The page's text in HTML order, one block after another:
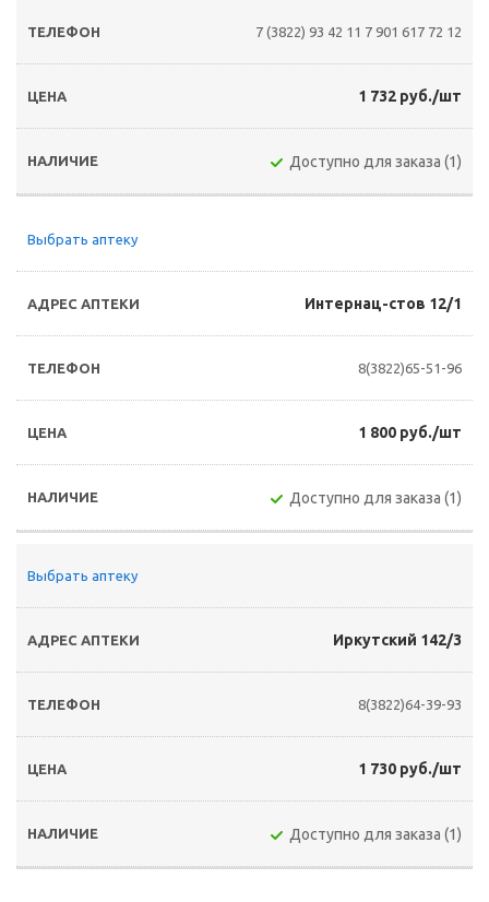
7 (3822) 93 42 11 7 901 617 72 12
1 732 руб./шт
Доступно для заказа (1)
Выбрать аптеку
Интернац-стов 12/1
8(3822)65-51-96
1 800 руб./шт
Доступно для заказа (1)
Выбрать аптеку
Иркутский 142/3
8(3822)64-39-93
1 730 руб./шт
Доступно для заказа (1)